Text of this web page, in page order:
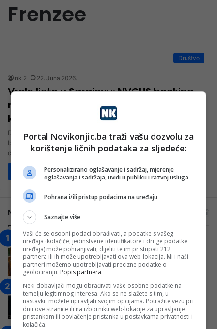
Frenzee
Društvo
nk 2 22. Juna 2026.
Vrelo ljeto u Sarajevu: NVGUS booking
najavljuje dva opasna hardcore punk
koncerta u klubu AG
Dok ljetne temperature u gradu dostižu vrhunac, sarajevski
booking kolektiv Nema više gospode u Sarajevu (NVGUS) donosi
dodatno usijanje za…
Pročitaj više
Najčitanije
“Obrazovanje gradi BiH-Jovan Divjak“
– Konjic je u posljednje 22 godine imao
25 ​​stipendista
15. Februara 2023.
Nogometaši Igmana iznenadili
Konjičanke cvijećem i besplatnim
ulazom na utakmicu
7. Marta 2025.
Portal Novikonjic.ba traži vašu dozvolu za
korištenje ličnih podataka za sljedeće:
Personalizirano oglašavanje i sadržaj, mjerenje
oglašavanja i sadržaja, uvidi u publiku i razvoj usluga
Pohrana i/ili pristup podacima na uređaju
Saznajte više
Vaši će se osobni podaci obrađivati, a podatke s vašeg
uređaja (kolačiće, jedinstvene identifikatore i druge podatke
uređaja) može pohranjivati, dijeliti te im pristupati 212
partnera ili ih može upotrebljavati ova web-lokacija. Mi i naši
partneri možemo upotrebljavati precizne podatke o
geolociranju. Popis partnera.
Neki dobavljači mogu obrađivati vaše osobne podatke na
temelju legitimnog interesa. Ako se ne slažete s tim, u
nastavku možete upravljati svojim opcijama. Potražite vezu pri
dnu ove stranice ili na izborniku web-lokacije za upravljanje
pristankom ili povlačenje pristanka u postavkama privatnosti i
kolačića.